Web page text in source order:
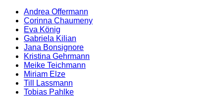
Andrea Offermann
Corinna Chaumeny
Eva König
Gabriela Kilian
Jana Bonsignore
Kristina Gehrmann
Meike Teichmann
Miriam Elze
Till Lassmann
Tobias Pahlke